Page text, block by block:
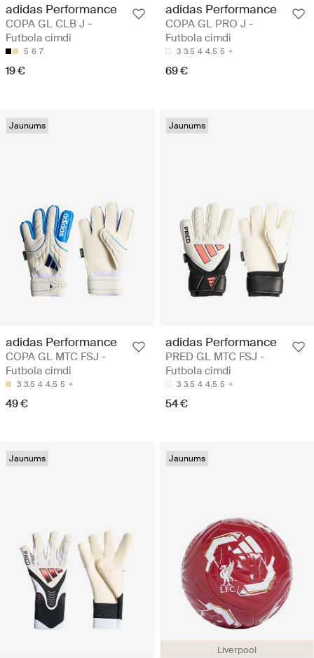
adidas Performance
COPA GL CLB J -
Futbola cimdi
5 6 7
19 €
adidas Performance
COPA GL PRO J -
Futbola cimdi
3 3.5 4 4.5 5
69 €
Jaunums
adidas Performance
COPA GL MTC FSJ -
Futbola cimdi
3 3.5 4 4.5 5
49 €
Jaunums
adidas Performance
PRED GL MTC FSJ -
Futbola cimdi
3 3.5 4 4.5 5
54 €
Jaunums
Liverpool
Jaunums